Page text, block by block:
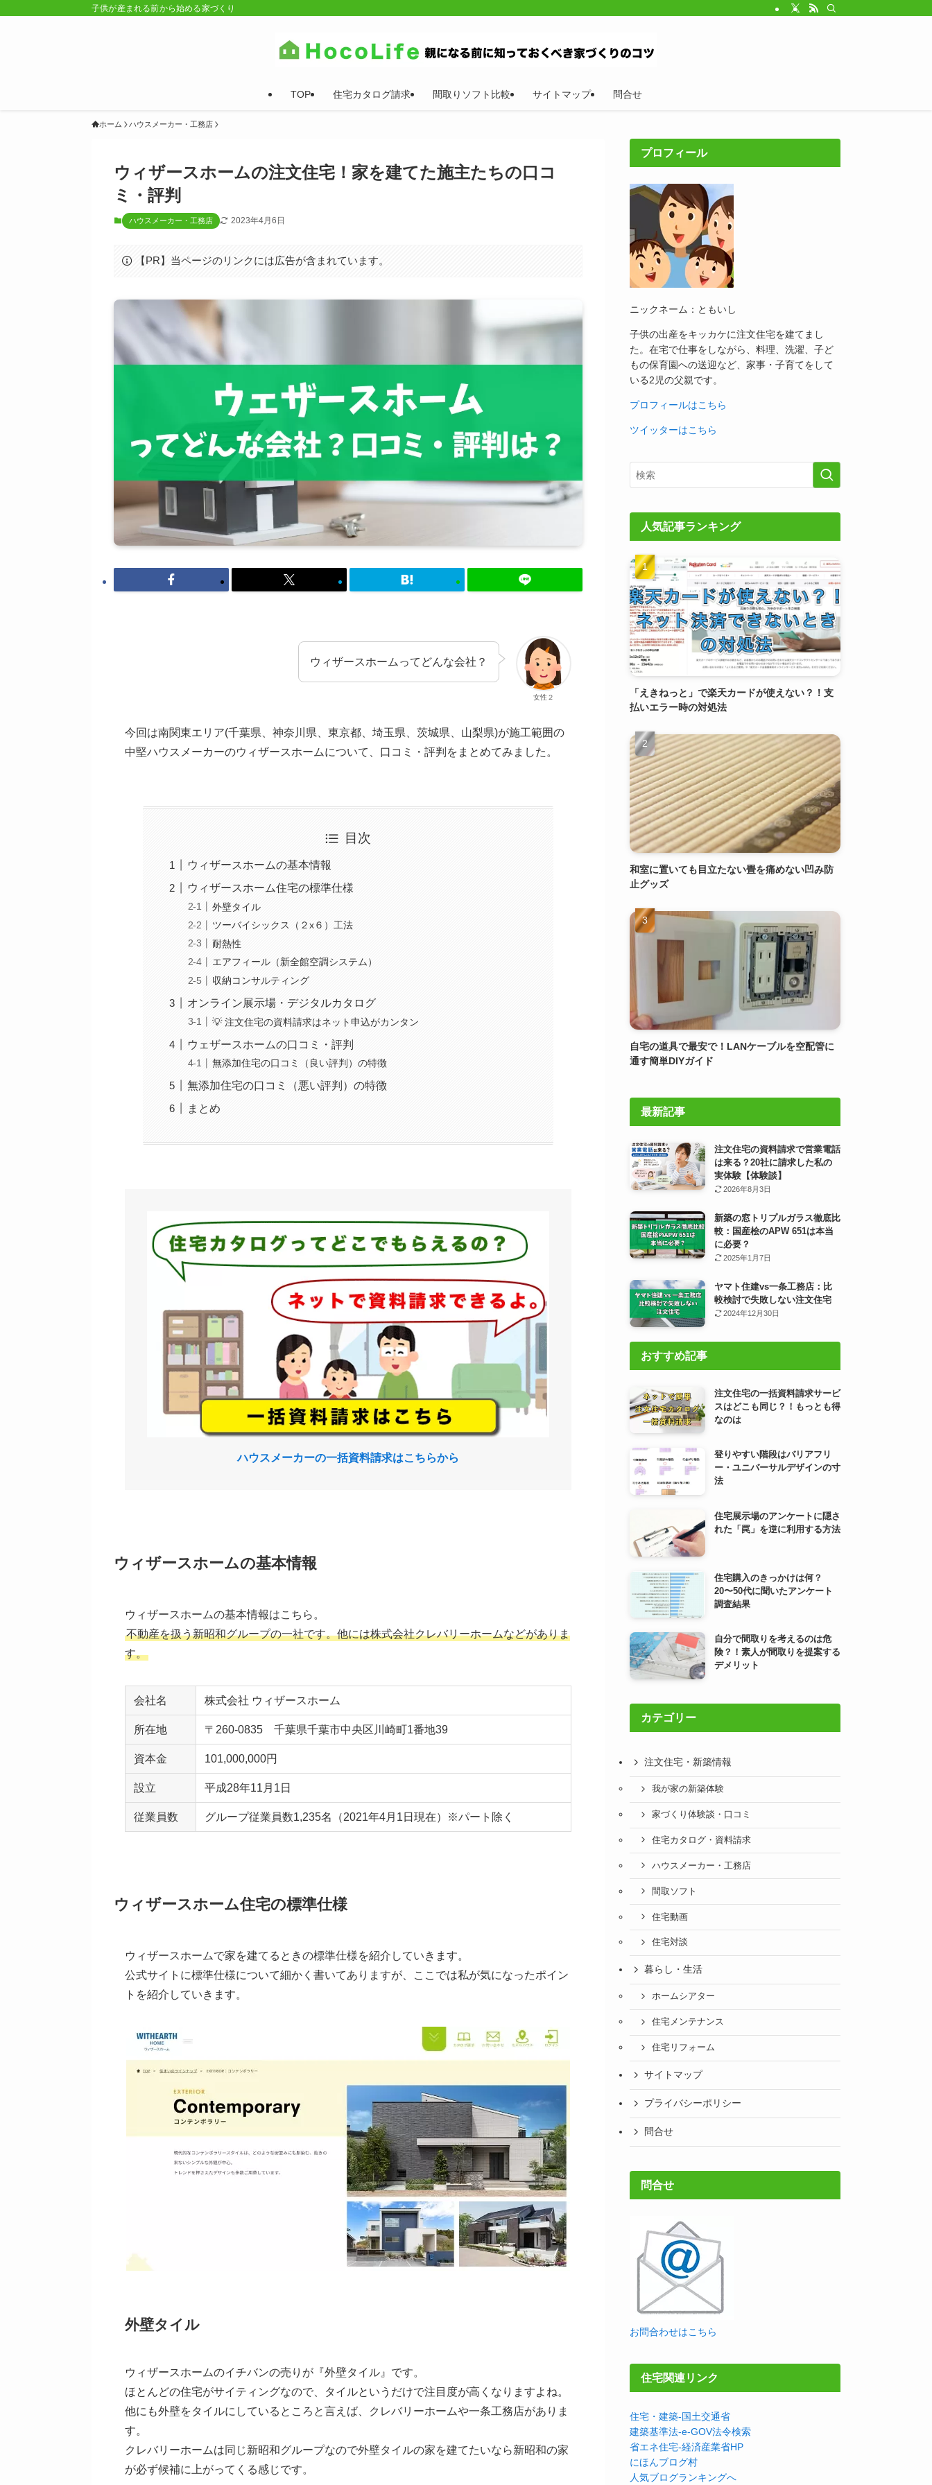
子供が産まれる前から始める家づくり
TOP 住宅カタログ請求 間取りソフト比較 サイトマップ 問合せ
ホーム ハウスメーカー・工務店
ウィザースホームの注文住宅！家を建てた施主たちの口コ
ミ・評判
ハウスメーカー・工務店 2023年4月6日
【PR】当ページのリンクには広告が含まれています。
女性２
ウィザースホームってどんな会社？
今回は南関東エリア(千葉県、神奈川県、東京都、埼玉県、茨城県、山梨県)が施工範囲の
中堅ハウスメーカーのウィザースホームについて、口コミ・評判をまとめてみました。
目次
ウィザースホームの基本情報
ウィザースホーム住宅の標準仕様
外壁タイル
ツーバイシックス（２x６）工法
耐熱性
エアフィール（新全館空調システム）
収納コンサルティング
オンライン展示場・デジタルカタログ
💡 注文住宅の資料請求はネット申込がカンタン
ウェザースホームの口コミ・評判
無添加住宅の口コミ（良い評判）の特徴
無添加住宅の口コミ（悪い評判）の特徴
まとめ
ハウスメーカーの一括資料請求はこちらから
ウィザースホームの基本情報
ウィザースホームの基本情報はこちら。
不動産を扱う新昭和グループの一社です。他には株式会社クレバリーホームなどがありま
す。
会社名 株式会社 ウィザースホーム
所在地 〒260-0835 千葉県千葉市中央区川崎町1番地39
資本金 101,000,000円
設立 平成28年11月1日
従業員数 グループ従業員数1,235名（2021年4月1日現在）※パート除く
ウィザースホーム住宅の標準仕様
ウィザースホームで家を建てるときの標準仕様を紹介していきます。
公式サイトに標準仕様について細かく書いてありますが、ここでは私が気になったポイン
トを紹介していきます。
外壁タイル
ウィザースホームのイチバンの売りが『外壁タイル』です。
ほとんどの住宅がサイティングなので、タイルというだけで注目度が高くなりますよね。
他にも外壁をタイルにしているところと言えば、クレバリーホームや一条工務店がありま
す。
クレバリーホームは同じ新昭和グループなので外壁タイルの家を建てたいなら新昭和の家
が必ず候補に上がってくる感じです。
プロフィール
ニックネーム：ともいし
子供の出産をキッカケに注文住宅を建てまし
た。在宅で仕事をしながら、料理、洗濯、子ど
もの保育園への送迎など、家事・子育てをして
いる2児の父親です。
プロフィールはこちら
ツイッターはこちら
人気記事ランキング
「えきねっと」で楽天カードが使えない？！支
払いエラー時の対処法
和室に置いても目立たない畳を痛めない凹み防
止グッズ
自宅の道具で最安で！LANケーブルを空配管に
通す簡単DIYガイド
最新記事
注文住宅の資料請求で営業電話
は来る？20社に請求した私の
実体験【体験談】
2026年8月3日
新築の窓トリプルガラス徹底比
較：国産桧のAPW 651は本当
に必要？
2025年1月7日
ヤマト住建vs一条工務店：比
較検討で失敗しない注文住宅
2024年12月30日
おすすめ記事
注文住宅の一括資料請求サービ
スはどこも同じ？！もっとも得
なのは
登りやすい階段はバリアフリ
ー・ユニバーサルデザインの寸
法
住宅展示場のアンケートに隠さ
れた「罠」を逆に利用する方法
住宅購入のきっかけは何？
20〜50代に聞いたアンケート
調査結果
自分で間取りを考えるのは危
険？！素人が間取りを提案する
デメリット
カテゴリー
注文住宅・新築情報
我が家の新築体験
家づくり体験談・口コミ
住宅カタログ・資料請求
ハウスメーカー・工務店
間取ソフト
住宅動画
住宅対談
暮らし・生活
ホームシアター
住宅メンテナンス
住宅リフォーム
サイトマップ
プライバシーポリシー
問合せ
問合せ
お問合わせはこちら
住宅関連リンク
住宅・建築-国土交通省
建築基準法-e-GOV法令検索
省エネ住宅-経済産業省HP
にほんブログ村
人気ブログランキングへ